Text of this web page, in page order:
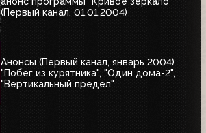
(Первый канал, 01.01.2004)
Анонсы (Первый канал, январь 2004)
"Побег из курятника", "Один дома-2",
"Вертикальный предел"